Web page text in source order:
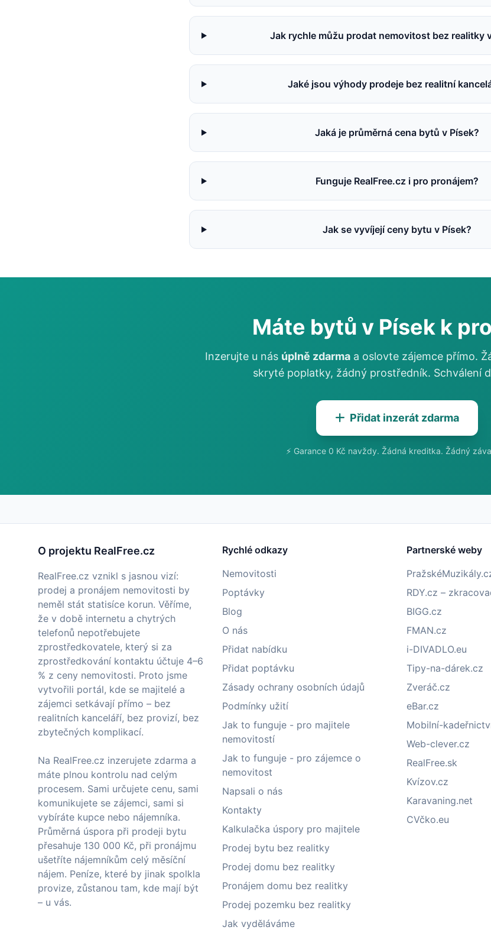
Jak rychle můžu prodat nemovitost bez realitky
Jaké jsou výhody prodeje bez realitní
Jaká je průměrná cena bytů v Písek?
Funguje RealFree.cz i pro pronájem?
Jak se vyvíjejí ceny bytu v Písek?
Máte bytů v Písek k
Inzerujte u nás úplně zdarma a oslovte zájemce přímo.
skryté poplatky, žádný prostředník. Schválení
Přidat inzerát zdarma
⚡ Garance 0 Kč navždy. Žádná kreditka. Žádný
O projektu RealFree.cz
RealFree.cz vznikl s jasnou vizí:
prodej a pronájem nemovitosti by
neměl stát statisíce korun. Věříme,
že v době internetu a chytrých
telefonů nepotřebujete
zprostředkovatele, který si za
zprostředkování kontaktu účtuje 4–6
% z ceny nemovitosti. Proto jsme
vytvořili portál, kde se majitelé a
zájemci setkávají přímo – bez
realitních kanceláří, bez provizí, bez
zbytečných komplikací.
Na RealFree.cz inzerujete zdarma a
máte plnou kontrolu nad celým
procesem. Sami určujete cenu, sami
komunikujete se zájemci, sami si
vybíráte kupce nebo nájemníka.
Průměrná úspora při prodeji bytu
přesahuje 130 000 Kč, při pronájmu
ušetříte nájemníkům celý měsíční
nájem. Peníze, které by jinak spolkla
provize, zůstanou tam, kde mají být
– u vás.
Rychlé odkazy
Nemovitosti
Poptávky
Blog
O nás
Přidat nabídku
Přidat poptávku
Zásady ochrany osobních údajů
Podmínky užití
Jak to funguje - pro majitele
nemovitostí
Jak to funguje - pro zájemce o
nemovitost
Napsali o nás
Kontakty
Kalkulačka úspory pro majitele
Prodej bytu bez realitky
Prodej domu bez realitky
Pronájem domu bez realitky
Prodej pozemku bez realitky
Jak vyděláváme
Partnerské weby
RDY.cz –
BIGG.cz
FMAN.cz
i-DIVADLO.eu
Tipy-na-dárek.cz
Zveráč.cz
eBar.cz
Mobilní-
Web-clever.cz
RealFree.sk
Kvízov.cz
Karavaning.net
CVčko.eu